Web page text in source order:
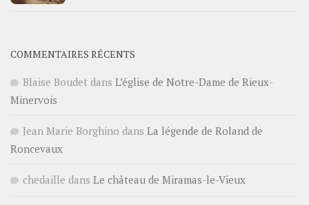
COMMENTAIRES RÉCENTS
Blaise Boudet dans L’église de Notre-Dame de Rieux-
Minervois
Jean Marie Borghino dans La légende de Roland de
Roncevaux
chedaille dans Le château de Miramas-le-Vieux